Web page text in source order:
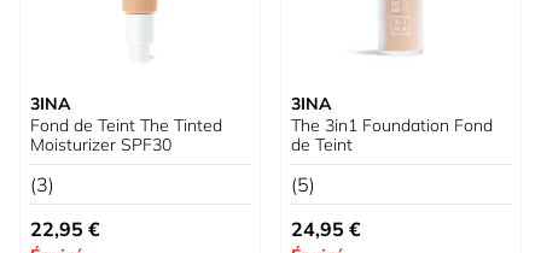
3INA
Fond de Teint The Tinted
Moisturizer SPF30
(3)
À partir de
22,95 €
3INA
The 3in1 Foundation Fond
de Teint
(5)
À partir de
24,95 €